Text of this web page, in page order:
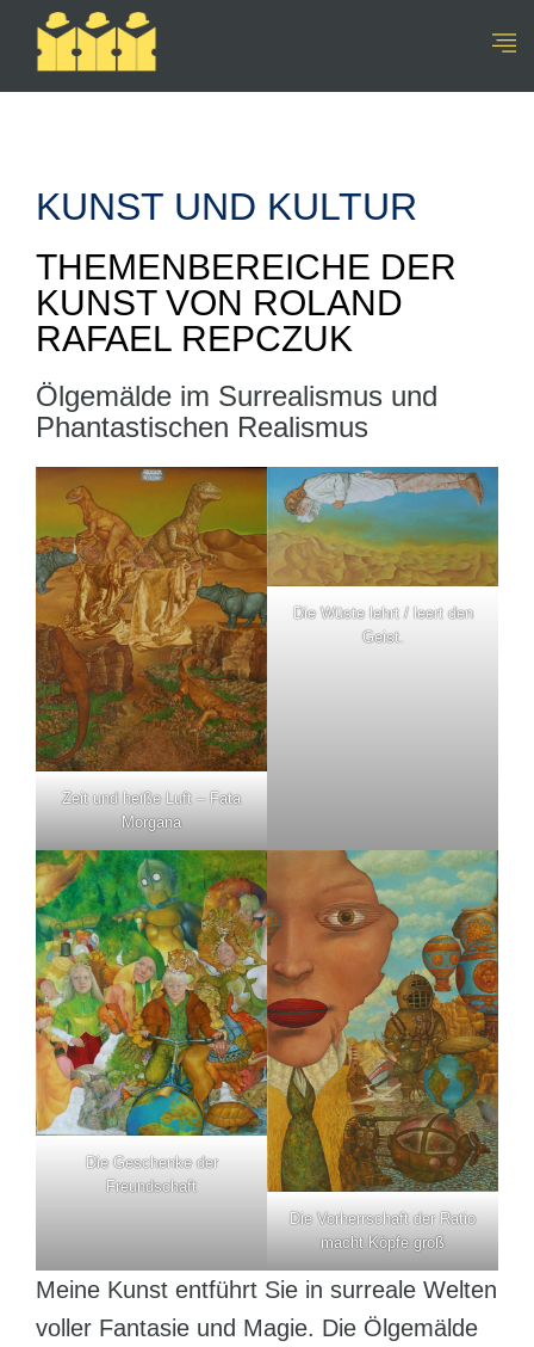
KUNST UND KULTUR
THEMENBEREICHE DER
KUNST VON ROLAND
RAFAEL REPCZUK
Ölgemälde im Surrealismus und
Phantastischen Realismus
Zeit und heiße Luft – Fata
Morgana
Die Wüste lehrt / leert den
Geist.
Die Geschenke der
Freundschaft
Die Vorherrschaft der Ratio
macht Köpfe groß
Meine Kunst entführt Sie in surreale Welten
voller Fantasie und Magie. Die Ölgemälde